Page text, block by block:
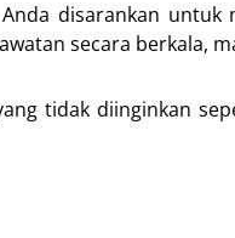
disarankan untuk
secara berkala,
tidak diinginkan